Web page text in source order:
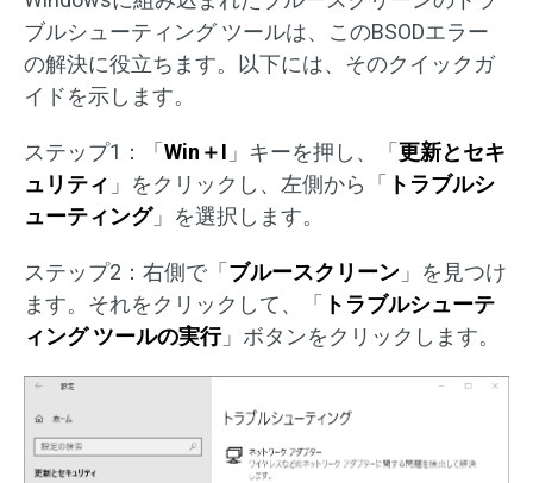
ブルシューティング ツールは、このBSODエラー
の解決に役立ちます。以下には、そのクイックガ
イドを示します。
ステップ1：「Win＋I 」キーを押し、「更新とセキ
ュリティ 」をクリックし、左側から「 トラブルシ
ューティング」を選択します。
ステップ2：右側で「ブルースクリーン 」を見つけ
ます。それをクリックして、「 トラブルシューテ
ィング ツールの実行」ボタンをクリックします。